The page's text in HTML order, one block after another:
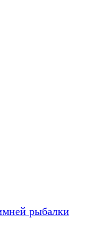
рыбалки